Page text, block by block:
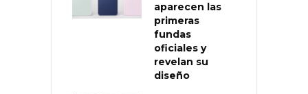
aparecen las
primeras
fundas
oficiales y
revelan su
diseño